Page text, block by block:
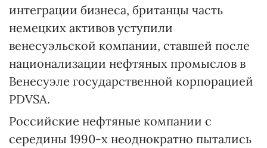
интеграции бизнеса, британцы часть
немецких активов уступили
венесуэльской компании, ставшей после
национализации нефтяных промыслов в
Венесуэле государственной корпорацией
PDVSA.
Российские нефтяные компании с
середины 1990-х неоднократно пытались